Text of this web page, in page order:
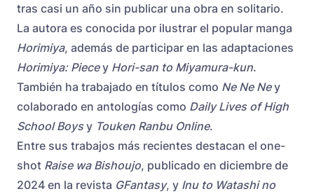
tras casi un año sin publicar una obra en solitario.
La autora es conocida por ilustrar el popular manga
Horimiya, además de participar en las adaptaciones
Horimiya: Piecey Hori-san to Miyamura-kun.
También ha trabajado en títulos como Ne Ne Ney
colaborado en antologías como Daily Lives of High
School Boysy Touken Ranbu Online.
Entre sus trabajos más recientes destacan el one-
shot Raise wa Bishoujo, publicado en diciembre de
2024 en la revista GFantasy, y Inu to Watashi no